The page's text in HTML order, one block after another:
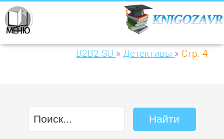
B2B2.SU » Детективы » Стр. 4